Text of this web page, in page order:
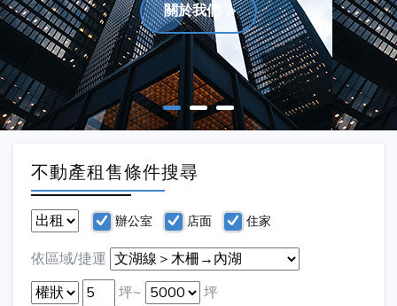
關於我們
不動產租售條件搜尋
辦公室 店面 住家
依區域/捷運
坪~
坪